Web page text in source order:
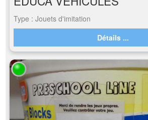
Type : Jouets d'imitation
Détails ...